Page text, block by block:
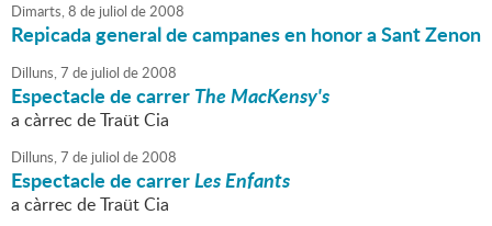
Dimarts,8 de juliol de2008
Repicada general de campanes en honor a Sant Zenon
Dilluns,7 de juliol de2008
Espectacle de carrerThe MacKensy's
a càrrec de Traüt Cia
Dilluns,7 de juliol de2008
Espectacle de carrerLes Enfants
a càrrec de Traüt Cia